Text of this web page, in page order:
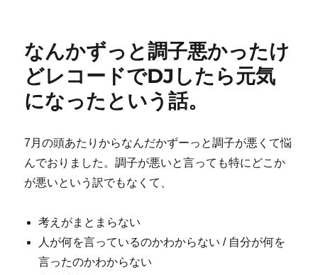
なんかずっと調子悪かったけ
どレコードでDJしたら元気
になったという話。
7月の頭あたりからなんだかずーっと調子が悪くて悩
んでおりました。調子が悪いと言っても特にどこか
が悪いという訳でもなくて、
考えがまとまらない
人が何を言っているのかわからない / 自分が何を
言ったのかわからない